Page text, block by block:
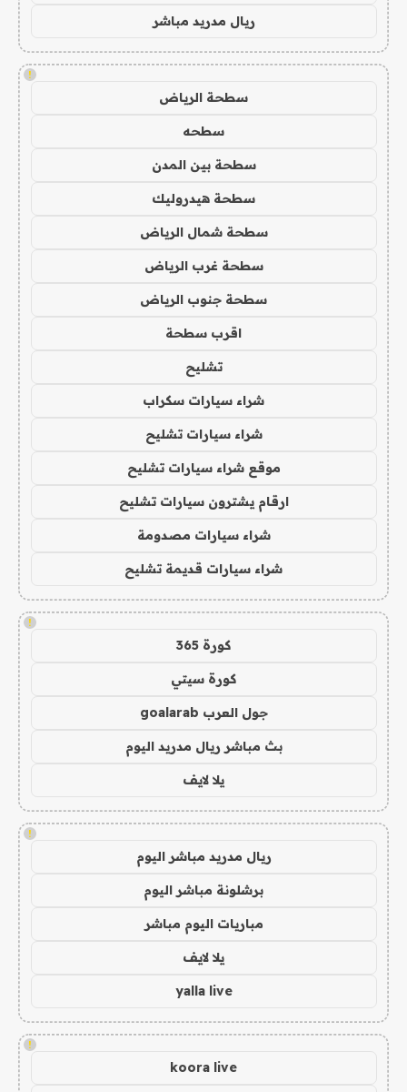
ريال مدريد مباشر
!
سطحة الرياض
سطحه
سطحة بين المدن
سطحة هيدروليك
سطحة شمال الرياض
سطحة غرب الرياض
سطحة جنوب الرياض
اقرب سطحة
تشليح
شراء سيارات سكراب
شراء سيارات تشليح
موقع شراء سيارات تشليح
ارقام يشترون سيارات تشليح
شراء سيارات مصدومة
شراء سيارات قديمة تشليح
!
كورة 365
كورة سيتي
جول العرب goalarab
بث مباشر ريال مدريد اليوم
يلا لايف
!
ريال مدريد مباشر اليوم
برشلونة مباشر اليوم
مباريات اليوم مباشر
يلا لايف
yalla live
!
koora live